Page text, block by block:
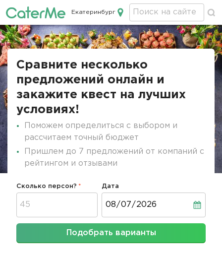
Кейтеринг в Екатеринбурге
Екатеринбург
Строка
Сравните несколько
предложений онлайн и
закажите квест на лучших
условиях!
Поможем определиться с выбором и
рассчитаем точный бюджет
Пришлем до 7 предложений от компаний с
рейтингом и отзывами
Сколько персон? Дата
Подобрать варианты